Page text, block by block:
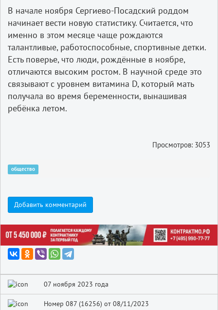
В начале ноября Сергиево-Посадский роддом
начинает вести новую статистику. Считается, что
именно в этом месяце чаще рождаются
талантливые, работоспособные, спортивные детки.
Есть поверье, что люди, рождённые в ноябре,
отличаются высоким ростом. В научной среде это
связывают с уровнем витамина D, который мать
получала во время беременности, вынашивая
ребёнка летом.
Просмотров: 3053
общество
Добавить комментарий
07 ноября 2023 года
Номер 087 (16256) от 08/11/2023